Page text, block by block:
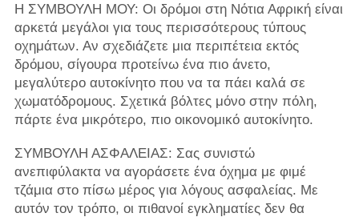
Η ΣΥΜΒΟΥΛΗ ΜΟΥ: Οι δρόμοι στη Νότια Αφρική είναι
αρκετά μεγάλοι για τους περισσότερους τύπους
οχημάτων. Αν σχεδιάζετε μια περιπέτεια εκτός
δρόμου, σίγουρα προτείνω ένα πιο άνετο,
μεγαλύτερο αυτοκίνητο που να τα πάει καλά σε
χωματόδρομους. Σχετικά βόλτες μόνο στην πόλη,
πάρτε ένα μικρότερο, πιο οικονομικό αυτοκίνητο.
ΣΥΜΒΟΥΛΗ ΑΣΦΑΛΕΙΑΣ: Σας συνιστώ
ανεπιφύλακτα να αγοράσετε ένα όχημα με φιμέ
τζάμια στο πίσω μέρος για λόγους ασφαλείας. Με
αυτόν τον τρόπο, οι πιθανοί εγκληματίες δεν θα